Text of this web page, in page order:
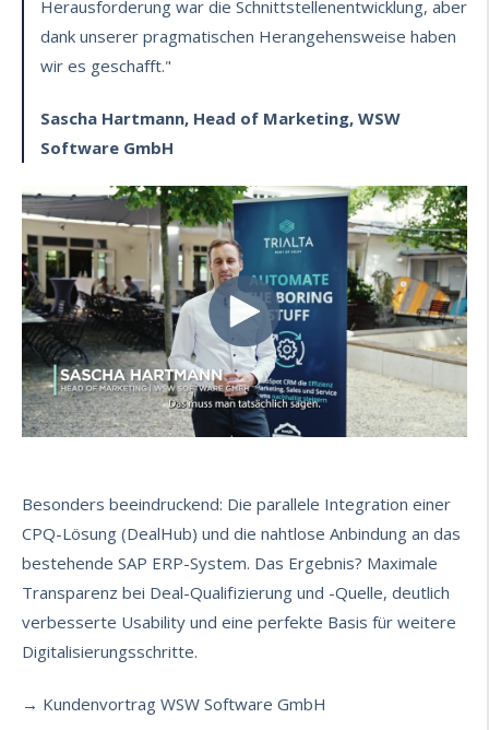
Herausforderung war die Schnittstellenentwicklung, aber
dank unserer pragmatischen Herangehensweise haben
wir es geschafft."
Sascha Hartmann, Head of Marketing, WSW
Software GmbH
Besonders beeindruckend: Die parallele Integration einer
CPQ-Lösung (DealHub) und die nahtlose Anbindung an das
bestehende SAP ERP-System. Das Ergebnis? Maximale
Transparenz bei Deal-Qualifizierung und -Quelle, deutlich
verbesserte Usability und eine perfekte Basis für weitere
Digitalisierungsschritte.
→ Kundenvortrag WSW Software GmbH